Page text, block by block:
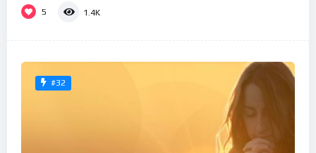
5 1.4K
#32